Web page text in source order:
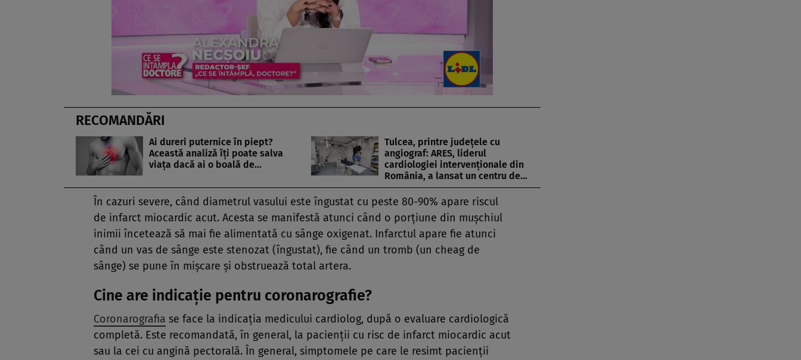
RECOMANDĂRI
Ai dureri puternice în piept?
Această analiză îți poate salva
viața dacă ai o boală de…
Tulcea, printre județele cu
angiograf: ARES, liderul
cardiologiei intervenționale din
România, a lansat un centru de…
În cazuri severe, când diametrul vasului este îngustat cu peste 80-90% apare riscul
de infarct miocardic acut. Acesta se manifestă atunci când o porțiune din mușchiul
inimii încetează să mai fie alimentată cu sânge oxigenat. Infarctul apare fie atunci
când un vas de sânge este stenozat (îngustat), fie când un tromb (un cheag de
sânge) se pune în mișcare și obstruează total artera.
Cine are indicație pentru coronarografie?
Coronarografia se face la indicația medicului cardiolog, după o evaluare cardiologică
completă. Este recomandată, în general, la pacienții cu risc de infarct miocardic acut
sau la cei cu angină pectorală. În general, simptomele pe care le resimt pacienții